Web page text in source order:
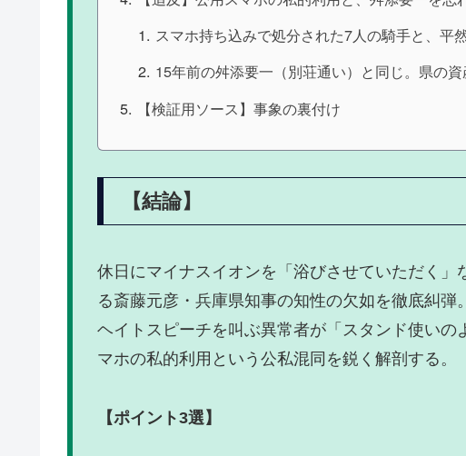
スマホ持ち込みで処分された7人の騎手と、平
15年前の舛添要一（別荘通い）と同じ。県の
【検証用ソース】事象の裏付け
【結論】
休日にマイナスイオンを「浴びさせていただく
る斎藤元彦・兵庫県知事の知性の欠如を徹底糾弾
ヘイトスピーチを叫ぶ異常者が「スタンド使い
マホの私的利用という公私混同を鋭く解剖する。
【ポイント3選】